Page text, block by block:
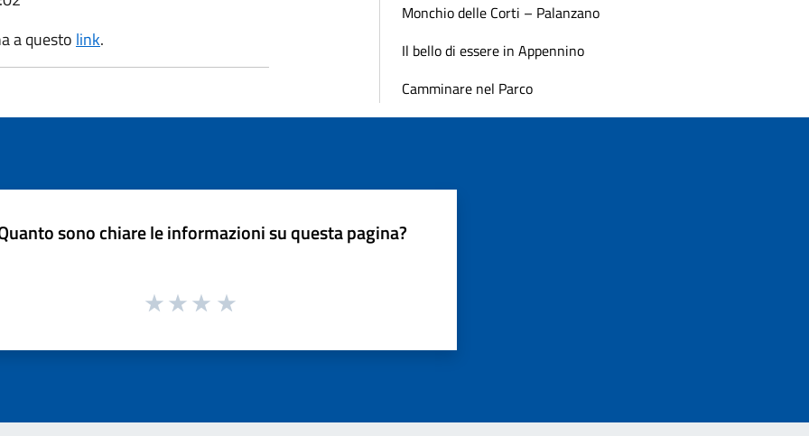
a questo link.
Monchio delle Corti – Palanzano
Il bello di essere in Appennino
Camminare nel Parco
sono chiare le informazioni su questa pagina?